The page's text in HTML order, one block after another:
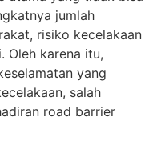
jumlah
risiko kecelakaan
Oleh karena itu,
yang
salah
road barrier